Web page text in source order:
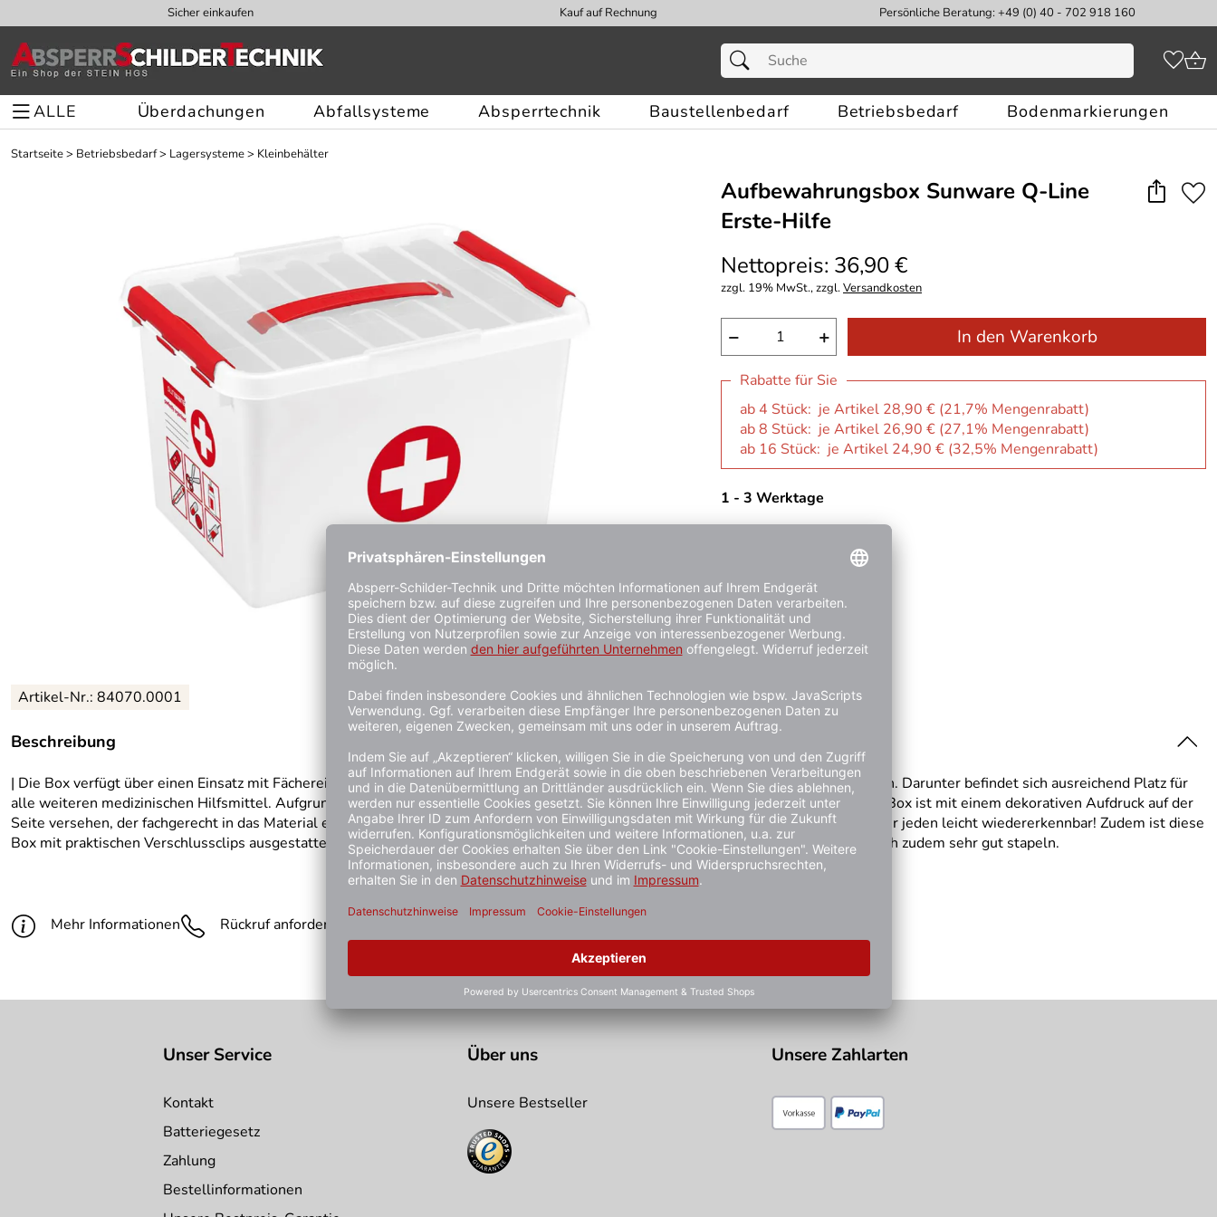
Sicher einkaufen Kauf auf Rechnung Persönliche Beratung: +49 (0) 40 - 702 918 160
ALLE Überdachungen Abfallsysteme Absperrtechnik Baustellenbedarf Betriebsbedarf Bodenmarkierungen
Startseite> Betriebsbedarf> Lagersysteme> Kleinbehälter
Aufbewahrungsbox Sunware Q-Line
Erste-Hilfe
Nettopreis: 36,90 €
zzgl. 19% MwSt., zzgl.Versandkosten
− + In den Warenkorb
Rabatte für Sie
ab 4 Stück: je Artikel 28,90 € (21,7% Mengenrabatt)
ab 8 Stück: je Artikel 26,90 € (27,1% Mengenrabatt)
ab 16 Stück: je Artikel 24,90 € (32,5% Mengenrabatt)
1 - 3 Werktage
Artikel-Nr.: 84070.0001
Beschreibung
| Die Box verfügt über einen Einsatz mit Fächereinteilung, in dem Sie die am häufigsten verwendeten Arzneimittel unterbringen können. Darunter befindet sich ausreichend Platz für
alle weiteren medizinischen Hilfsmittel. Aufgrund ihrer Größe eignet sie sich sogar für den professionellen Einsatz. Diese Erste-Hilfe-Box ist mit einem dekorativen Aufdruck auf der
Seite versehen, der fachgerecht in das Material eingearbeitet ist. Dadurch bleibt der Aufdruck länger ansprechend und macht die Box für jeden leicht wiedererkennbar! Zudem ist diese
Box mit praktischen Verschlussclips ausgestattet und hat einen zusätzlichen Griff im Deckel, der den Tragekomfort erhöht. Sie lässt sich zudem sehr gut stapeln.
Mehr Informationen Rückruf anfordern Günstiger gesehen?
Unser Service
Kontakt
Batteriegesetz
Zahlung
Bestellinformationen
Über uns
Unsere Bestseller
Unsere Zahlarten